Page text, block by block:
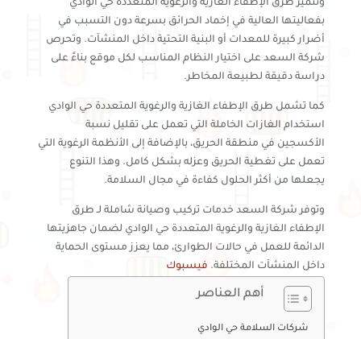
وتتميز طرق الإطفاء الغازية والرغوية المتعددة حي الوادي
بفعاليتها العالية في إخماد الحرائق بسرعة دون التسبب في
أضرار كبيرة للمعدات أو البنية التحتية داخل المنشآت. وتحرص
شركة السعد على اختيار النظام المناسب لكل موقع بناءً على
دراسة دقيقة لطبيعة المخاطر.
كما تشمل طرق الإطفاء الغازية والرغوية المتعددة حي الوادي
استخدام الغازات الخاملة التي تعمل على تقليل نسبة
الأكسجين في منطقة الحريق، بالإضافة إلى الأنظمة الرغوية التي
تعمل على تغطية الحريق وعزله بشكل كامل. وهذا التنوع
يجعلها من أكثر الحلول كفاءة في مجال السلامة.
وتوفر شركة السعد خدمات تركيب وصيانة شاملة لـ طرق
الإطفاء الغازية والرغوية المتعددة حي الوادي لضمان جاهزيتها
الدائمة للعمل في حالات الطوارئ، مما يعزز مستوى الحماية
داخل المنشآت المختلفة. فيسبوك
أهم العناصر
شركات السلامة حي الوادي